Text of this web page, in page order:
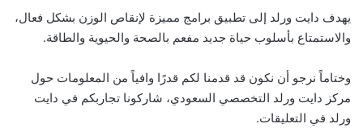
يهدف دايت ورلد إلى تطبيق برامج مميزة لإنقاص الوزن بشكل فعال،
والاستمتاع بأسلوب حياة جديد مفعم بالصحة والحيوية والطاقة.
وختاماً نرجو أن نكون قد قدمنا لكم قدرًا وافياً من المعلومات حول
مركز دايت ورلد التخصصي السعودي، شاركونا تجاربكم في دايت
ورلد في التعليقات.